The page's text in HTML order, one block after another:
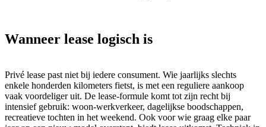
Wanneer lease logisch is
Privé lease past niet bij iedere consument. Wie jaarlijks slechts
enkele honderden kilometers fietst, is met een reguliere aankoop
vaak voordeliger uit. De lease-formule komt tot zijn recht bij
intensief gebruik: woon-werkverkeer, dagelijkse boodschappen,
recreatieve tochten in het weekend. Ook voor wie graag elke paar